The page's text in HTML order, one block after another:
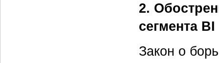
2.
сегмента BI
Закон о